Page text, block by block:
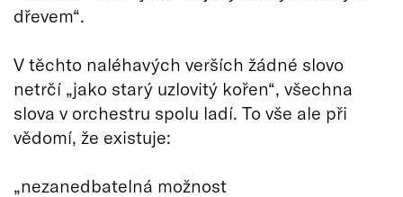
dřevem“.
V těchto naléhavých verších žádné slovo
netrčí „jako starý uzlovitý kořen“, všechna
slova v orchestru spolu ladí. To vše ale při
vědomí, že existuje:
„nezanedbatelná možnost